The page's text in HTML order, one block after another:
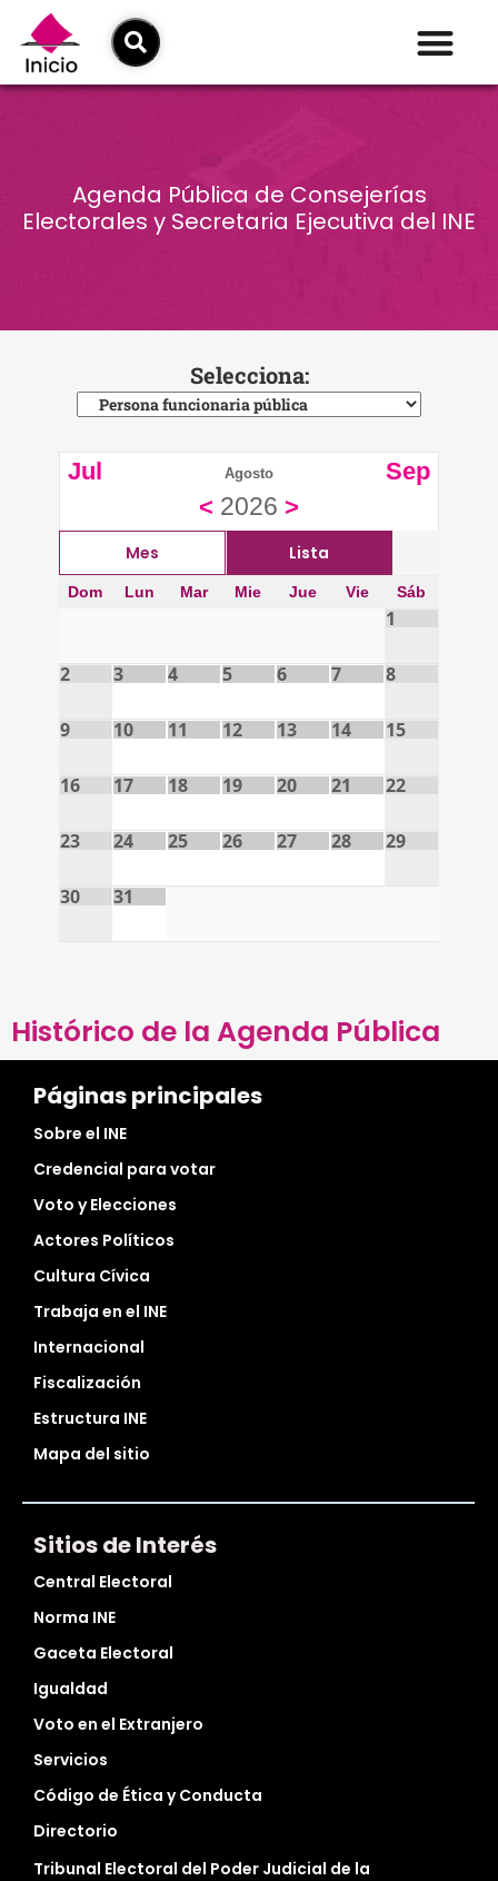
Agenda Pública de Consejerías
Electorales y Secretaria Ejecutiva del INE
Selecciona:
Jul Agosto
< 2026 >
Sep
Mes Lista
Dom Lun Mar Mie Jue Vie Sáb
1
2 3 4 5 6 7 8
9 10 11 12 13 14 15
16 17 18 19 20 21 22
23 24 25 26 27 28 29
30 31
Histórico de la Agenda Pública
Páginas principales
Sobre el INE
Credencial para votar
Voto y Elecciones
Actores Políticos
Cultura Cívica
Trabaja en el INE
Internacional
Fiscalización
Estructura INE
Mapa del sitio
Sitios de Interés
Central Electoral
Norma INE
Gaceta Electoral
Igualdad
Voto en el Extranjero
Servicios
Código de Ética y Conducta
Directorio
Tribunal Electoral del Poder Judicial de la